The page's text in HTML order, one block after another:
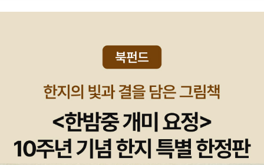
채굴 이야기도 대단히 흥미로운데, 내가 얼마나 동남아시아에 무지한
지 새삼 깨닫다. 서구권 외에 돌려지는 동양권에 대한 시선이 중국과
일본에만 머물고 있다는 것을 깨닫고, 그 외의 나라들에 대해서는 정
말 아무것도 모르는 것이다. 동남아시아의 근대성 이야기하면 너무나
자연스럽게 제국주의 역시 따라나와야지. 그 이야기도 빼놓지 않는
다. 저자가 언급하는 책들을 다 읽을 수 있으면 참 좋겠는데, 아쉬
워. 3부는 정치적인 측면에서의 기후위기를 다룬다. 기후 위기를 강
운동을 한다는 건 30년 넘는 시간동안 계속해서 주입받아온 수치심
고, 우당탕탕 허둥지둥 형편없이 낮은 기록으로 자신의 몸을 알아가
면서 함께 살고 있다. 그런데, 이렇게 뒤늦게 받아들인 게 아니라 운동
잘 안된다. [대혼란의 시대]기후 위기에 관심사가 생겨서 담았고, 관
련해서 구입한 책이 [지구를 위한다는 착각]이다. 기후 위기는 거시적
인 이야기이기 때문에 내가 너무 모르고 있다는 느낌.도서관에서 우
연히 접해서 읽은 [내일 날씨, 어떻습니까?]를 통해서 기상학, 그리고
기후위기에 관련한 과학의 발전과 연구에 대해서 호기심이 생겼다.
인문학 및 다양한 학문 영역에서 비인간에 대한 관심이 급증한 현상
을 설명할 수 있겠는가? 즉 그것 말고 달리 어떻게 범심론(別心論:
만물에 마음이 있다.는 생각 - 옮긴이)에 새롭게 관심이 생기고, 앨프
리드 노스 화이트헤드(Alfred North Whitehead, 1861~1947: 영
국의 철학자이자 수학자-옮긴이)의 형이상학, 사물 지향적 존재론,
행위자 연결망 이론(actor-network theory), 뉴 애니멀리즘(new
animalism)의 중요성이 부상하는 현상을 설명할 수 있겠는가? 이러